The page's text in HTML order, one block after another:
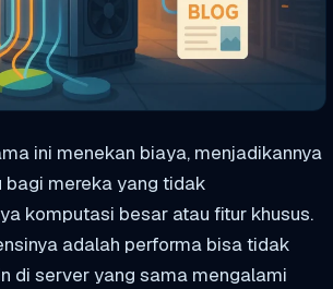
ini menekan biaya, menjadikannya
bagi mereka yang tidak
komputasi besar atau fitur khusus.
adalah performa bisa tidak
di server yang sama mengalami